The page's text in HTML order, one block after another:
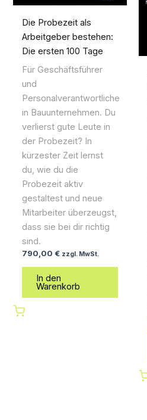
Die Probezeit als
Arbeitgeber bestehen:
Die ersten 100 Tage
Für Geschäftsführer
und
Personalverantwortliche
in Bauunternehmen. Du
verlierst gute Leute in
der Probezeit? In
kürzester Zeit lernst
du, wie du die
Probezeit aktiv
gestaltest und neue
Mitarbeiter überzeugst,
dass sie bei dir richtig
sind.
790,00 € zzgl. MwSt.
In den
Warenkorb